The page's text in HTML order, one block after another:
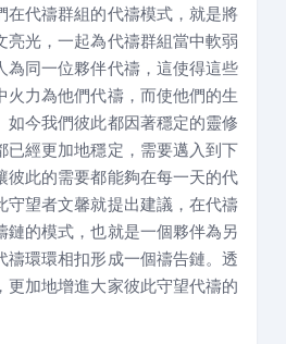
在代禱群組的代禱模式，就是將
光，一起為代禱群組當中軟弱
為同一位夥伴代禱，這使得這些
力為他們代禱，而使他們的生
今我們彼此都因著穩定的靈修
已經更加地穩定，需要邁入到下
彼此的需要都能夠在每一天的代
望者文馨就提出建議，在代禱
的模式，也就是一個夥伴為另
環環相扣形成一個禱告鏈。透
加地增進大家彼此守望代禱的